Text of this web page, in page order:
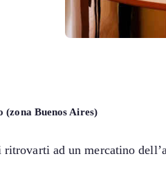
(zona Buenos Aires)
ritrovarti ad un mercatino